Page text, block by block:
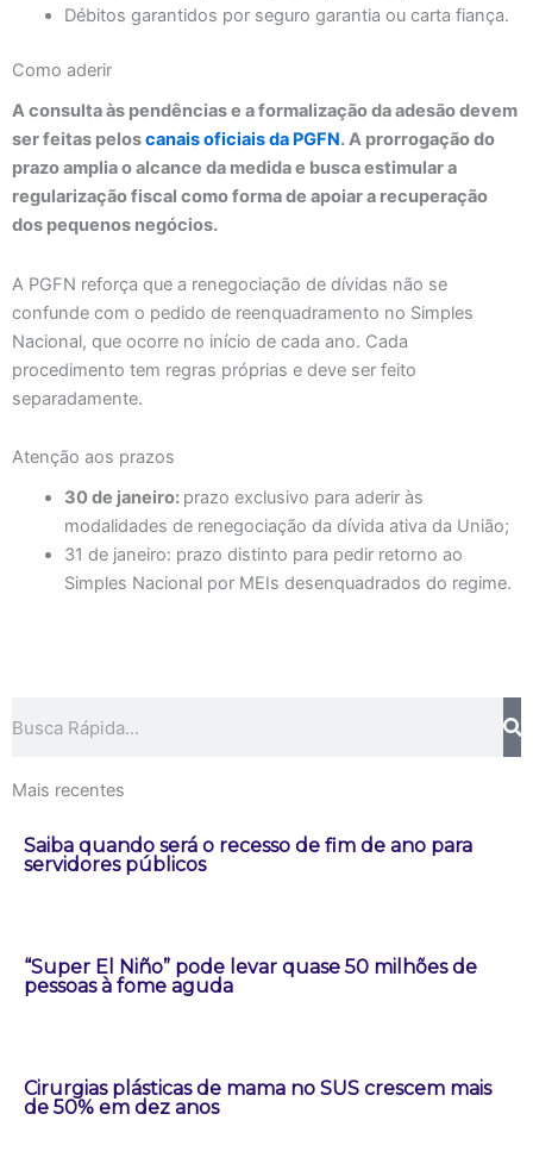
Débitos garantidos por seguro garantia ou carta fiança.
Como aderir
A consulta às pendências e a formalização da adesão devem
ser feitas peloscanais oficiais da PGFN. A prorrogação do
prazo amplia o alcance da medida e busca estimular a
regularização fiscal como forma de apoiar a recuperação
dos pequenos negócios.
A PGFN reforça que a renegociação de dívidas não se
confunde com o pedido de reenquadramento no Simples
Nacional, que ocorre no início de cada ano. Cada
procedimento tem regras próprias e deve ser feito
separadamente.
Atenção aos prazos
30 de janeiro: prazo exclusivo para aderir às
modalidades de renegociação da dívida ativa da União;
31 de janeiro: prazo distinto para pedir retorno ao
Simples Nacional por MEIs desenquadrados do regime.
Mais recentes
Saiba quando será o recesso de fim de ano para
servidores públicos
“Super El Niño” pode levar quase 50 milhões de
pessoas à fome aguda
Cirurgias plásticas de mama no SUS crescem mais
de 50% em dez anos